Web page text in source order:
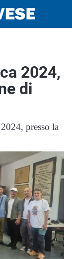
2024,
di
presso la